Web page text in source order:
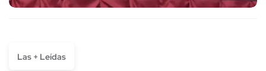
Las + Leídas